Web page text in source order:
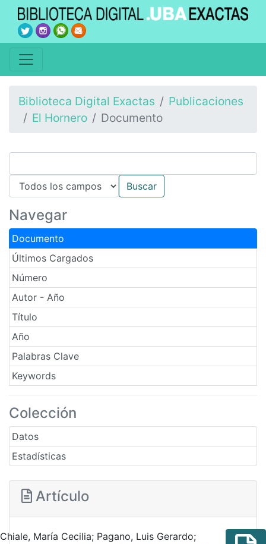
Biblioteca Digital Exactas
Publicaciones
El Hornero
Documento
Navegar
Documento
Últimos Cargados
Número
Autor - Año
Título
Año
Palabras Clave
Keywords
Colección
Datos
Estadísticas
Artículo
Chiale, María Cecilia; Pagano, Luis Gerardo;